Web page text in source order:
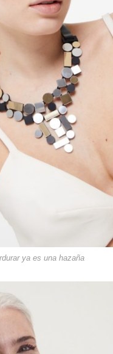
ya es una hazaña